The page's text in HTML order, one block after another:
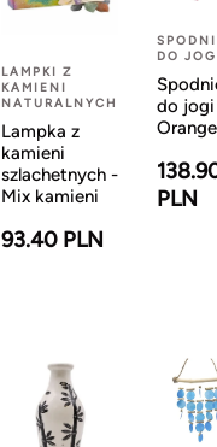
LAMPKI Z
KAMIENI
NATURALNYCH
Lampka z
kamieni
szlachetnych -
Mix kamieni
93.40 PLN
DO
do
Orange
PLN